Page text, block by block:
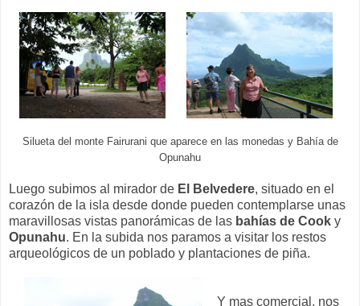
Silueta del monte Fairurani que aparece en las monedas y Bahía de
Opunahu
Luego subimos al mirador de El Belvedere, situado en el
corazón de la isla desde donde pueden contemplarse unas
maravillosas vistas panorámicas de las bahías de Cook y
Opunahu. En la subida nos paramos a visitar los restos
arqueológicos de un poblado y plantaciones de piña.
Y mas comercial, nos